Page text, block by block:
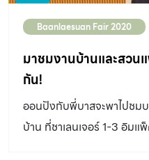
แฟร์ 2020 ซุ้มไม้ไผ่ความสูง
ตื่นตาให้แก่ผู้ที่เข้าชมตั้งแต่
ประติมากรรมร่วมกับงานสา
คลื่นแห่งท้องทะเล เชื้อเชิญใ
บรรยากาศที่ชวนให้คิดถึงไอ
บรรยากาศของสวนป่าร้อนชื้
Baanlaesuan Fair 2020
มาชมงานบ้านและสว
กัน!
ออนปังกับพี่บาสจะพาไปชม
บ้าน ที่ชาเลนเจอร์ 1-3 อิม